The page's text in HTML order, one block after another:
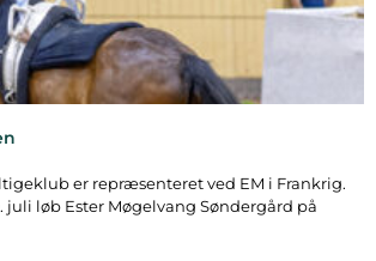
er repræsenteret ved EM i Frankrig.
juli løb Ester Møgelvang Søndergård på